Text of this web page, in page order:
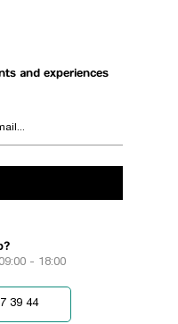
and experiences
- 18:00
39 44